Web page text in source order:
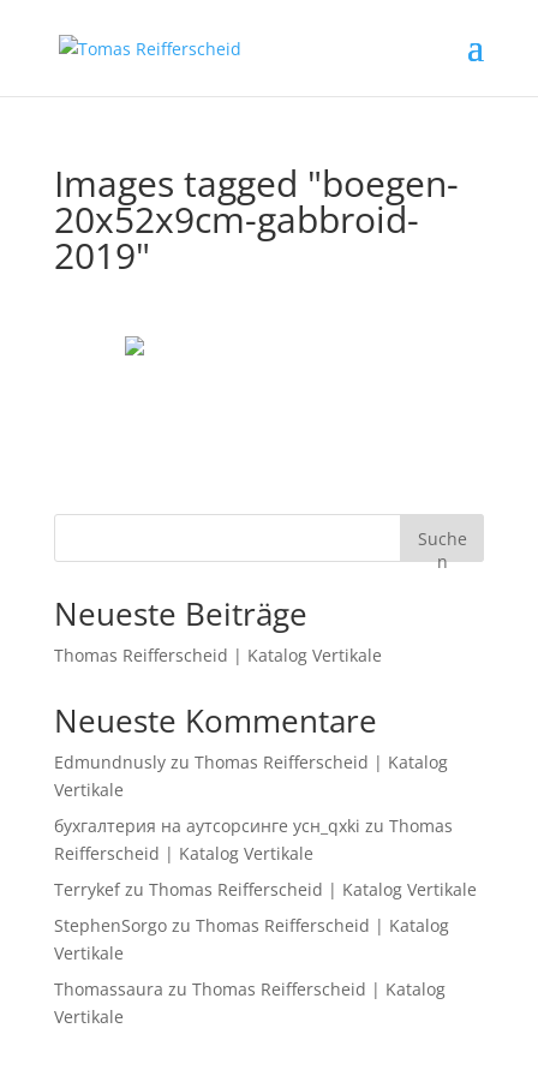
Images tagged "boegen-
20x52x9cm-gabbroid-
2019"
Suche
n
Neueste Beiträge
Thomas Reifferscheid | Katalog Vertikale
Neueste Kommentare
Edmundnuslyzu Thomas Reifferscheid | Katalog
Vertikale
бухгалтерия на аутсорсинге усн_qxki zu Thomas
Reifferscheid | Katalog Vertikale
Terrykefzu Thomas Reifferscheid | Katalog Vertikale
StephenSorgozu Thomas Reifferscheid | Katalog
Vertikale
Thomassaura zu Thomas Reifferscheid | Katalog
Vertikale